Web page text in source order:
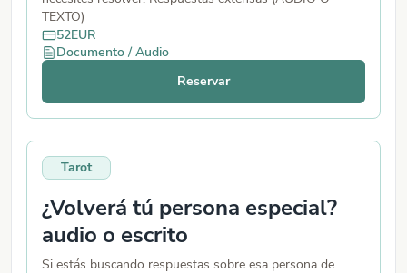
TEXTO)
52EUR
Documento / Audio
Reservar
Tarot
¿Volverá tú persona especial?
audio o escrito
Si estás buscando respuestas sobre esa persona de